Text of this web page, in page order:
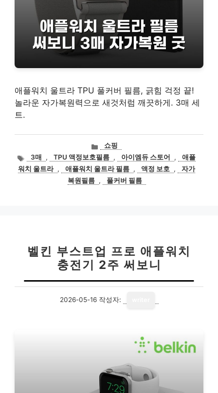
애플워치 울트라 TPU 풀커버 필름, 긁힘 걱정 끝!
놀라운 자가복원력으로 새것처럼 깨끗하게. 3매 세
트.
카
테
고
리
쇼핑
태
그
3매 , TPU 액정보호필름 , 아이엠듀 스토어 ,
애플
워치 울트라 , 애플워치 울트라 필름 , 액정 보호 ,
자가
복원필름 , 풀커버 필름
벨킨 부스트업 프로 애플워치
충전기 2주 써보니
2026-05-16 작성자: